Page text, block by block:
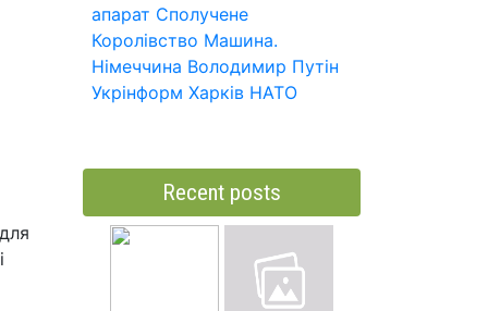
апарат Сполучене
Королівство Машина.
Німеччина Володимир Путін
Укрінформ Харків НАТО
Recent posts